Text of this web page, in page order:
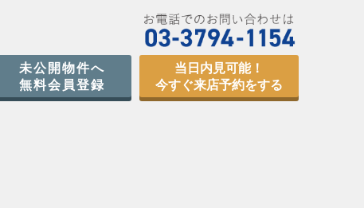
未公開物件へ
無料会員登録
当日内見可能！
今すぐ来店予約をする